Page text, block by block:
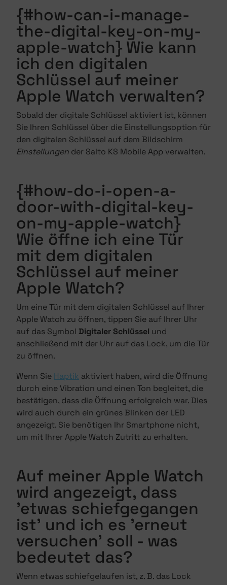
{#how-can-i-manage-
the-digital-key-on-my-
apple-watch} Wie kann
ich den digitalen
Schlüssel auf meiner
Apple Watch verwalten?
Sobald der digitale Schlüssel aktiviert ist, können
Sie Ihren Schlüssel über die Einstellungsoption für
den digitalen Schlüssel auf dem Bildschirm
Einstellungen der Salto KS Mobile App verwalten.
{#how-do-i-open-a-
door-with-digital-key-
on-my-apple-watch}
Wie öffne ich eine Tür
mit dem digitalen
Schlüssel auf meiner
Apple Watch?
Um eine Tür mit dem digitalen Schlüssel auf Ihrer
Apple Watch zu öffnen, tippen Sie auf Ihrer Uhr
auf das Symbol Digitaler Schlüssel und
anschließend mit der Uhr auf das Lock, um die Tür
zu öffnen.
Wenn Sie Haptik aktiviert haben, wird die Öffnung
durch eine Vibration und einen Ton begleitet, die
bestätigen, dass die Öffnung erfolgreich war. Dies
wird auch durch ein grünes Blinken der LED
angezeigt. Sie benötigen Ihr Smartphone nicht,
um mit Ihrer Apple Watch Zutritt zu erhalten.
Auf meiner Apple Watch
wird angezeigt, dass
'etwas schiefgegangen
ist' und ich es 'erneut
versuchen' soll - was
bedeutet das?
Wenn etwas schiefgelaufen ist, z. B. das Lock